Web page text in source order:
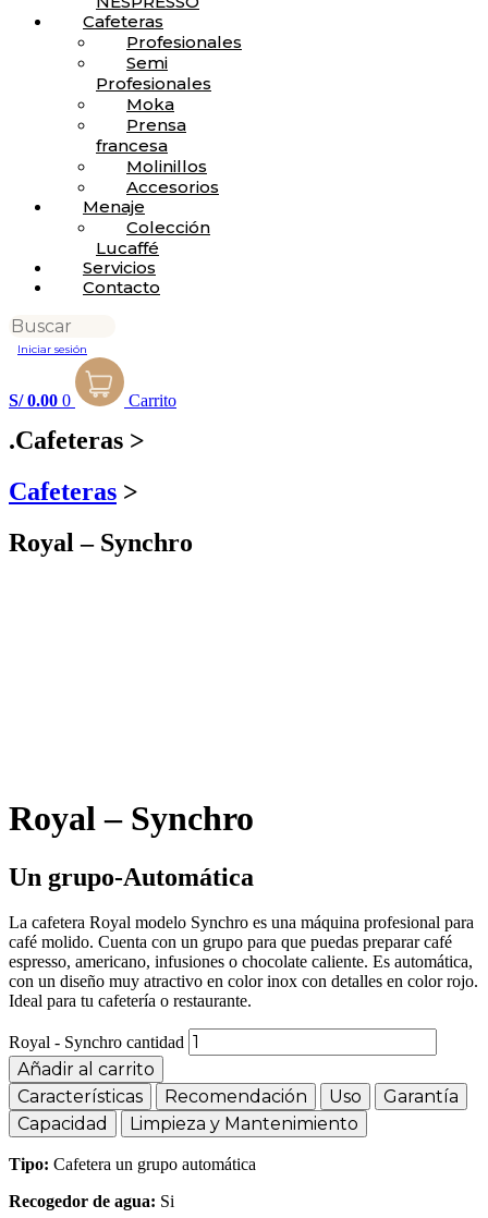
Cafeteras
Profesionales
Semi
Profesionales
Moka
Prensa
francesa
Molinillos
Accesorios
Menaje
Colección
Lucaffé
Servicios
Contacto
Iniciar sesión
S/0.00 0 Carrito
.Cafeteras >
Cafeteras >
Royal – Synchro
Royal – Synchro
Un grupo-Automática
La cafetera Royal modelo Synchro es una máquina profesional para
café molido. Cuenta con un grupo para que puedas preparar café
espresso, americano, infusiones o chocolate caliente. Es automática,
con un diseño muy atractivo en color inox con detalles en color rojo.
Ideal para tu cafetería o restaurante.
Royal - Synchro cantidad
Añadir al carrito
Características
Recomendación Uso
Garantía
Capacidad
Limpieza y Mantenimiento
Tipo: Cafetera un grupo automática
Recogedor de agua: Si